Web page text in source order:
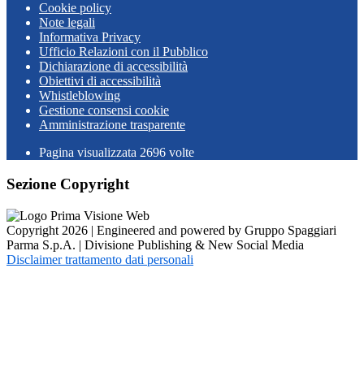
Cookie policy
Note legali
Informativa Privacy
Ufficio Relazioni con il Pubblico
Dichiarazione di accessibilità
Obiettivi di accessibilità
Whistleblowing
Gestione consensi cookie
Amministrazione trasparente
Pagina visualizzata 2696 volte
Sezione Copyright
Copyright 2026 | Engineered and powered by Gruppo Spaggiari
Parma S.p.A. | Divisione Publishing & New Social Media
Disclaimer trattamento dati personali